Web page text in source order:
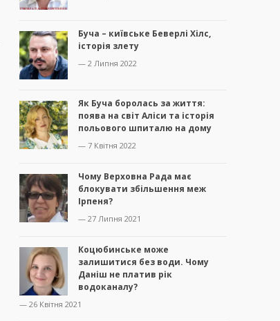
Буча – київське Беверлі Хілс,
історія злету
— 2 Липня 2022
Як Буча боролась за життя:
поява на світ Аліси та історія
польового шпиталю на дому
— 7 Квітня 2022
Чому Верховна Рада має
блокувати збільшення меж
Ірпеня?
— 27 Липня 2021
Коцюбинське може
залишитися без води. Чому
Даніш не платив рік
водоканалу?
— 26 Квітня 2021